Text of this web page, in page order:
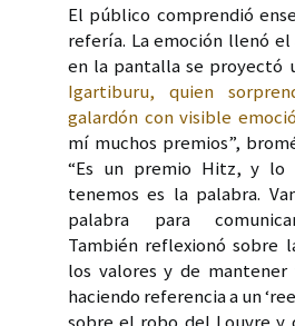
El público comprendió
refería. La emoción llenó
en la pantalla se proyectó
Igartiburu, quien
galardón con visible
mí muchos premios”,
“Es un premio Hitz, y lo
tenemos es la palabra.
palabra para
También reflexionó sobre
los valores y de
haciendo referencia a un
sobre el robo del Louvre y